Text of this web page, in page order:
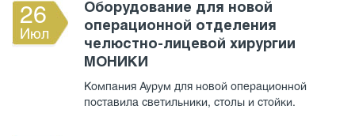
26
Июл
Оборудование для новой
операционной отделения
челюстно-лицевой хирургии
МОНИКИ
Компания Аурум для новой операционной
поставила светильники, столы и стойки.